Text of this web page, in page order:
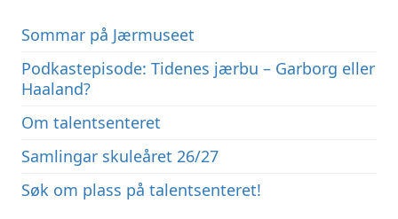
Sommar på Jærmuseet
Podkastepisode: Tidenes jærbu – Garborg eller
Haaland?
Om talentsenteret
Samlingar skuleåret 26/27
Søk om plass på talentsenteret!